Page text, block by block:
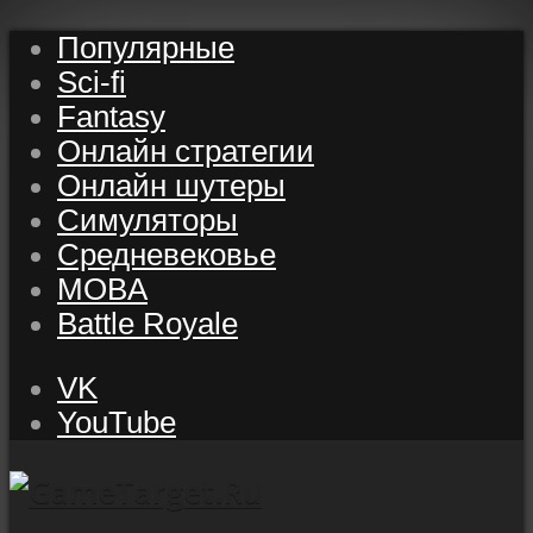
Популярные
Sci-fi
Fantasy
Онлайн стратегии
Онлайн шутеры
Симуляторы
Средневековье
MOBA
Battle Royale
VK
YouTube